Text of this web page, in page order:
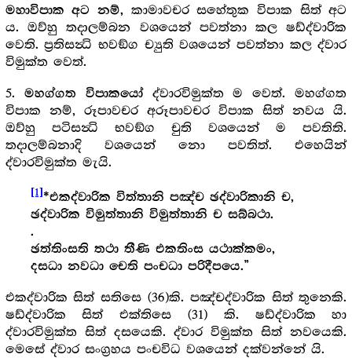
මහාවිපාක අට නම්, කාමාවචර සහේතුක විපාක සිත් අට
ය. ඔව්හු තදාලම්බන වශයෙන් පවත්නා කල ෂඩ්ද්වාරික
වෙති. ප්‍රතිසන්‍ධි භවඞ්ග ච්‍යුති වශයෙන් පවත්නා කල ද්වාර
විමුක්ත වෙත්.
5. මහග්ගත විපාකයෝද්වාරවිමුක්ත ම වෙත්. මහග්ගත
විපාක නම්, රූපාවචර අරූපාවචර විපාක සිත් නවය යි.
ඔව්හු පටිසන්‍ධි භවඞ්ග චුති වශයෙන් ම පවතිති.
තදාලම්බනාදි වශයෙන් නො පවතිත්. එහෙයින්
ද්වාරවිමුක්ත මැයි.
[1] *එකද්වාරික විත්තානි පඤ්ච ඡද්වාරිකානි ච,
ඡද්වාරික විමුත්තානි විමුත්තානි ච සබ්බථා.
.
ඡත්තිංසති තථා තීණි එකතිංස යථාක්කමං,
දසධා නවධා චෙති පංචධා පරිදීපයෙ.”
එකද්වාරික සිත් සතිසෙ (36)කි. පඤ්චද්වාරික සිත් තුනෙකි.
ෂඩ්ද්වාරික සිත් එක්තිසෙ (31) කි. ෂඩ්ද්වාරික හා
ද්වාරවිමුක්ත සිත් දසයෙකි. ද්වාර විමුක්ත සිත් නවයෙකි.
මෙසේ ද්වාර සංග්‍රහය පංචවිධ වශයෙන් දක්වන්නේ යි.